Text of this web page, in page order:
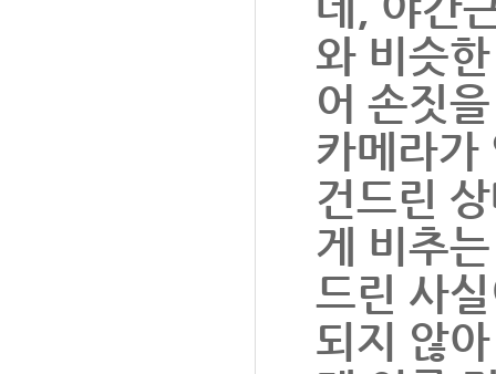
와 비슷
어 손짓
카메라가
건드린
게 비추
드린 사
되지 않